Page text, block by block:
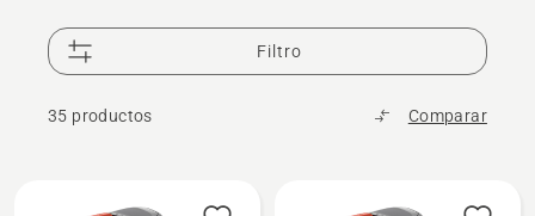
de una red global de 25 000 distribuidores,
siempre listos para ayudarte cuando lo necesites.
Filtro
35 productos Comparar